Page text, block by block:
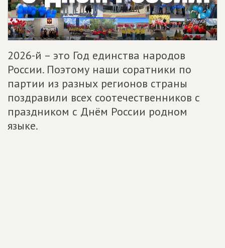
2026-й – это Год единства народов
России. Поэтому наши соратники по
партии из разных регионов страны
поздравили всех соотечественников с
праздником с Днём России родном
языке.